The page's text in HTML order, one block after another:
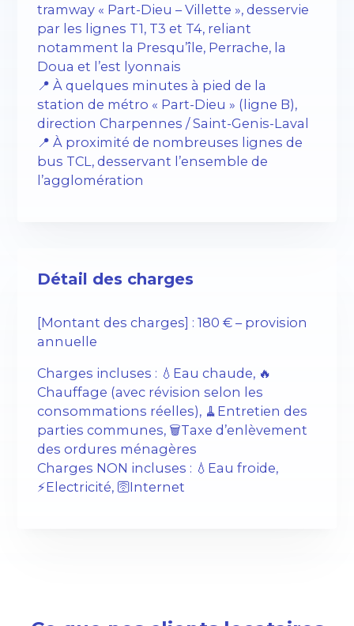
tramway « Part-Dieu – Villette », desservie
par les lignes T1, T3 et T4, reliant
notamment la Presqu’île, Perrache, la
Doua et l’est lyonnais
📍 À quelques minutes à pied de la
station de métro « Part-Dieu » (ligne B),
direction Charpennes / Saint-Genis-Laval
📍 À proximité de nombreuses lignes de
bus TCL, desservant l’ensemble de
l’agglomération
Détail des charges
[Montant des charges] : 180 € – provision
annuelle
Charges incluses : 💧Eau chaude, 🔥
Chauffage (avec révision selon les
consommations réelles), 🧹Entretien des
parties communes, 🗑️Taxe d’enlèvement
des ordures ménagères
Charges NON incluses : 💧Eau froide,
⚡️Electricité, 🛜Internet